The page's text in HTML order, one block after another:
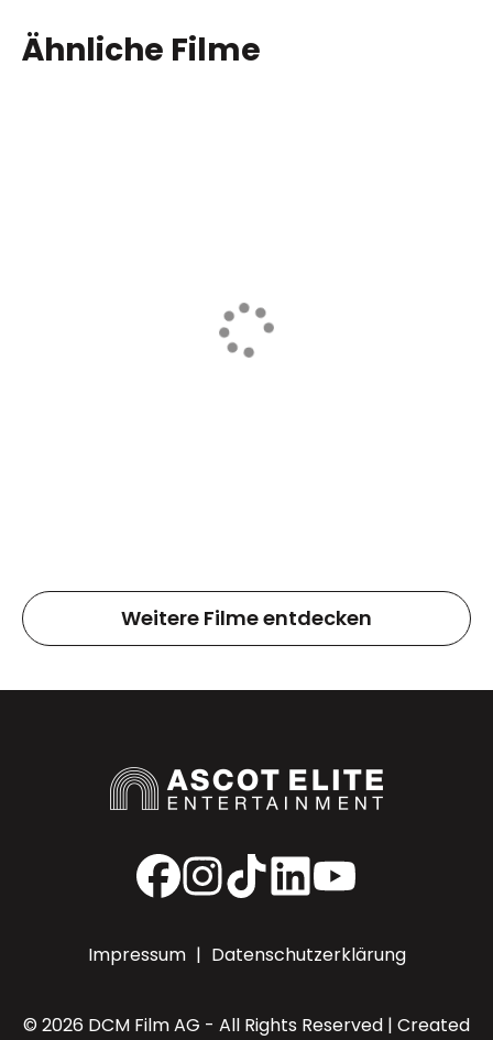
Ähnliche Filme
Weitere Filme entdecken
Facebook
Instagram
TikTokLinkedInYouTube
Impressum | Datenschutzerklärung
© 2026 DCM Film AG - All Rights Reserved | Created